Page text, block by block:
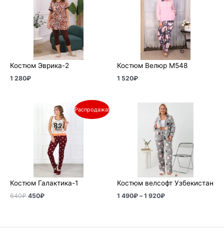
Костюм Эврика-2
1 280₽
Костюм Велюр М548
1 520₽
Распродажа!
Костюм Галактика-1
640₽
Первоначальная
составляла
450₽
Текущая
цена:
450₽.
Костюм велсофт Узбекистан
1 490₽ – 1 920₽
Диапазон
цен:
1
490₽
–
1
920₽